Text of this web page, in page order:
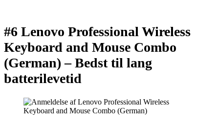
#6 Lenovo Professional Wireless
Keyboard and Mouse Combo
(German) –Bedst til lang
batterilevetid